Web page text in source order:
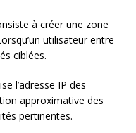
à créer une zone
utilisateur entre
ciblées.
l’adresse IP des
approximative des
pertinentes.